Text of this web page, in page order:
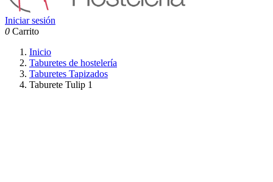
Iniciar sesión
0 Carrito
Inicio
Taburetes de hostelería
Taburetes Tapizados
Taburete Tulip 1